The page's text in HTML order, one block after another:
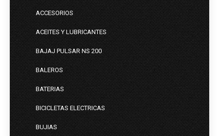
ACCESORIOS
ACEITES Y LUBRICANTES
BAJAJ PULSAR NS 200
BALEROS
BATERIAS
BICICLETAS ELECTRICAS
BUJIAS